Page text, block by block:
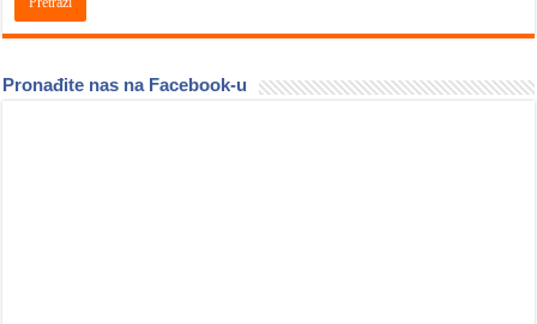
Pronađite nas na Facebook-u